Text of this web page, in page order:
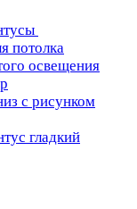
потолка
освещения
с рисунком
гладкий